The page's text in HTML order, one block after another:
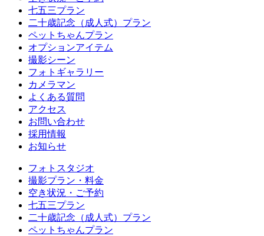
七五三プラン
二十歳記念（成人式）プラン
ペットちゃんプラン
オプションアイテム
撮影シーン
フォトギャラリー
カメラマン
よくある質問
アクセス
お問い合わせ
採用情報
お知らせ
フォトスタジオ
撮影プラン・料金
空き状況・ご予約
七五三プラン
二十歳記念（成人式）プラン
ペットちゃんプラン